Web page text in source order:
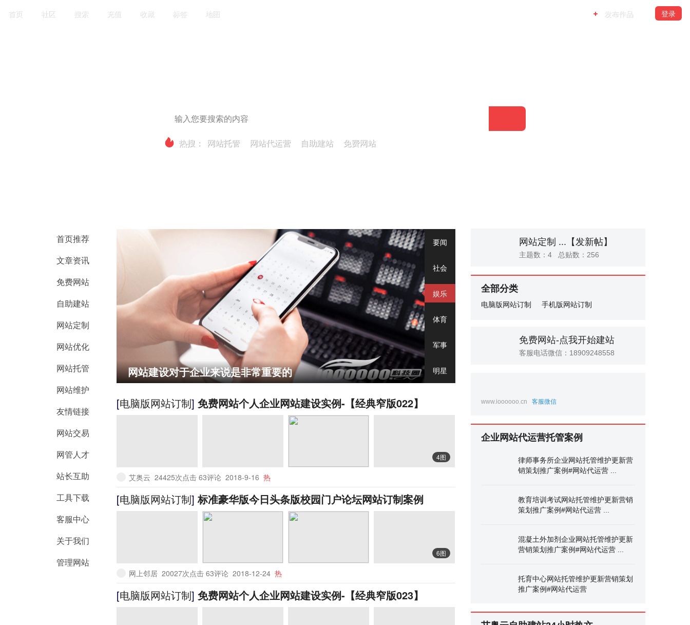
首页 社区 搜索 充值 收藏 标签 地图 发布作品 登录
热搜： 网站托管 网站代运营 自助建站 免费网站
首页推荐
文章资讯
免费网站
自助建站
网站定制
网站优化
网站托管
网站维护
友情链接
网站交易
网管人才
站长互助
工具下载
客服中心
关于我们
管理网站
网站建设对于企业来说是非常重要的
要闻
社会
娱乐
体育
军事
明星
[电脑版网站订制] 免费网站个人企业网站建设实例-【经典窄版022】
4图
艾奥云 24425次点击 63评论 2018-9-16 热
[电脑版网站订制] 标准豪华版今日头条版校园门户论坛网站订制案例
6图
网上邻居 20027次点击 63评论 2018-12-24 热
[电脑版网站订制] 免费网站个人企业网站建设实例-【经典窄版023】
网站定制 ... 【发新帖】
主题数：4 总贴数：256
全部分类
电脑版网站订制 手机版网站订制
免费网站-点我开始建站
客服电话微信：18909248558
www.ioooooo.cn 客服微信
企业网站代运营托管案例
律师事务所企业网站托管维护更新营
销策划推广案例#网站代运营 ...
教育培训考试网站托管维护更新营销
策划推广案例#网站代运营 ...
混凝土外加剂企业网站托管维护更新
营销策划推广案例#网站代运营 ...
托育中心网站托管维护更新营销策划
推广案例#网站代运营